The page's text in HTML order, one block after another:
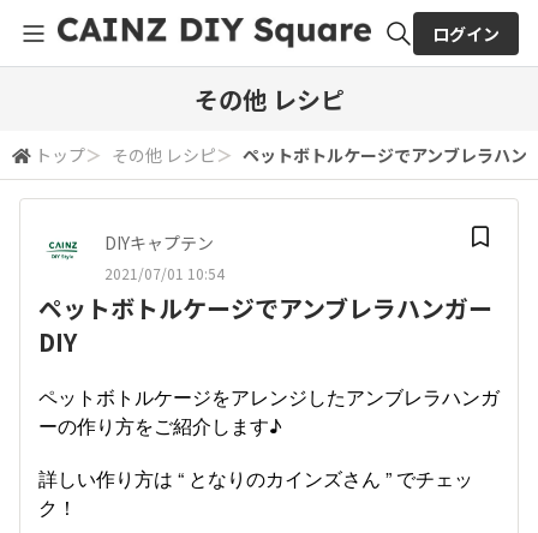
検索
ログイン
その他 レシピ
トップ＞ その他 レシピ＞ ペットボトルケージでアンブレラハン
DIYキャプテン
2021/07/01 10:54
ペットボトルケージでアンブレラハンガー
DIY
ペットボトルケージをアレンジしたアンブレラハンガ
ーの作り方をご紹介します♪
詳しい作り方は “ となりのカインズさん ” でチェッ
ク！